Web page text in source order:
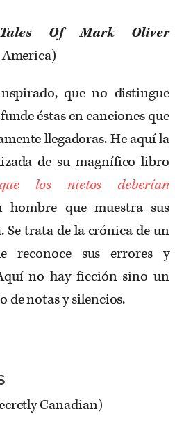
Of Mark Oliver
que no distingue
éstas en canciones que
llegadoras. He aquí la
de su magnífico libro
los nietos deberían
hombre que muestra sus
Se trata de la crónica de un
reconoce sus errores y
no hay ficción sino un
notas y silencios.
Canadian)